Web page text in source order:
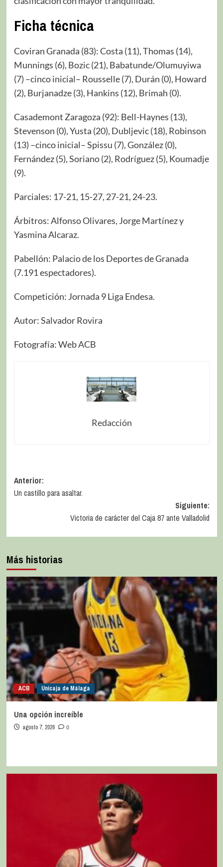
Ficha técnica
Coviran Granada (83): Costa (11), Thomas (14),
Munnings (6), Bozic (21), Babatunde/Olumuyiwa
(7) –cinco inicial– Rousselle (7), Durán (0), Howard
(2), Burjanadze (3), Hankins (12), Brimah (0).
Casademont Zaragoza (92): Bell-Haynes (13),
Stevenson (0), Yusta (20), Dubljevic (18), Robinson
(13) –cinco inicial– Spissu (7), González (0),
Fernández (5), Soriano (2), Rodríguez (5), Koumadje
(9).
Parciales: 17-21, 15-27, 27-21, 24-23.
Árbitros: Alfonso Olivares, Jorge Martínez y
Yasmina Alcaraz.
Pabellón: Palacio de los Deportes de Granada
(7.191 espectadores).
Competición: Jornada 9 Liga Endesa.
Autor: Salvador Rovira
Fotografía: Web ACB
Redacción
Anterior:
Un castillo para asaltar.
Siguiente:
Victoria de carácter del Caja 87 ante Valladolid
Más historias
ACB Unicaja de Málaga
Una opción increíble
agosto 7, 2026 0